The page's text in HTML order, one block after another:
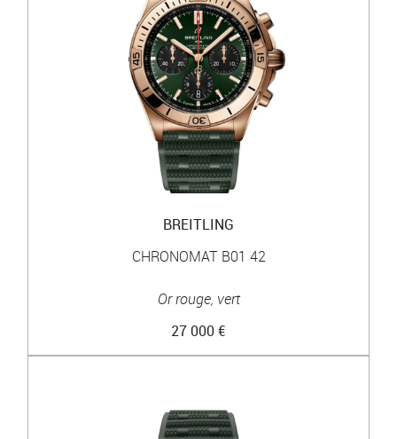
BREITLING
CHRONOMAT B01 42
Or rouge, vert
27 000 €